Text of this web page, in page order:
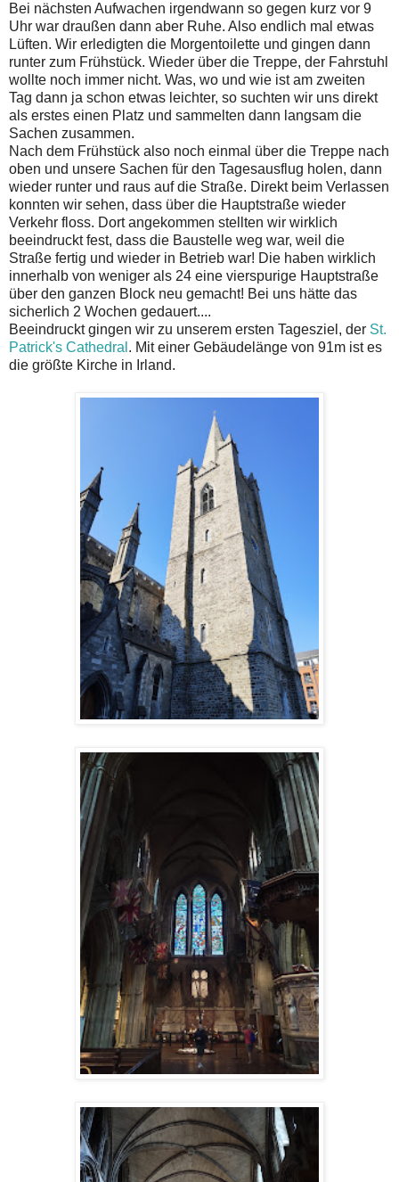
Bei nächsten Aufwachen irgendwann so gegen kurz vor 9
Uhr war draußen dann aber Ruhe. Also endlich mal etwas
Lüften. Wir erledigten die Morgentoilette und gingen dann
runter zum Frühstück. Wieder über die Treppe, der Fahrstuhl
wollte noch immer nicht. Was, wo und wie ist am zweiten
Tag dann ja schon etwas leichter, so suchten wir uns direkt
als erstes einen Platz und sammelten dann langsam die
Sachen zusammen.
Nach dem Frühstück also noch einmal über die Treppe nach
oben und unsere Sachen für den Tagesausflug holen, dann
wieder runter und raus auf die Straße. Direkt beim Verlassen
konnten wir sehen, dass über die Hauptstraße wieder
Verkehr floss. Dort angekommen stellten wir wirklich
beeindruckt fest, dass die Baustelle weg war, weil die
Straße fertig und wieder in Betrieb war! Die haben wirklich
innerhalb von weniger als 24 eine vierspurige Hauptstraße
über den ganzen Block neu gemacht! Bei uns hätte das
sicherlich 2 Wochen gedauert....
Beeindruckt gingen wir zu unserem ersten Tagesziel, der St.
Patrick's Cathedral . Mit einer Gebäudelänge von 91m ist es
die größte Kirche in Irland.